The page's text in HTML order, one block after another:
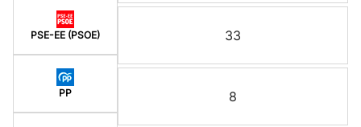
PSE-EE (PSOE)
PP
33
8